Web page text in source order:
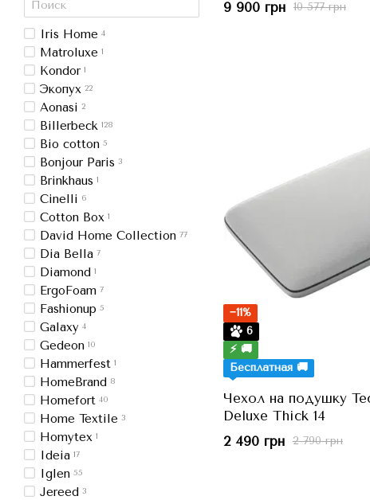
10 577 грн
9 900 грн
−11%
6
⚡ 🚚
Бесплатная 🚚
Чехол на подушку
Deluxe Thick 14
2 790 грн
2 490 грн
Iris Home 4
Matroluxe 1
Kondor 1
Экопух 22
Aonasi 2
Billerbeck 128
Bio cotton 5
Bonjour Paris 3
Brinkhaus 1
Cinelli 6
Cotton Box 1
David Home Collection 77
Dia Bella 7
Diamond 1
ErgoFoam 7
Fashionup 5
Galaxy 4
Gedeon 10
Hammerfest 1
HomeBrand 8
Homefort 40
Home Textile 3
Homytex 1
Ideia 17
Iglen 55
Jereed 3